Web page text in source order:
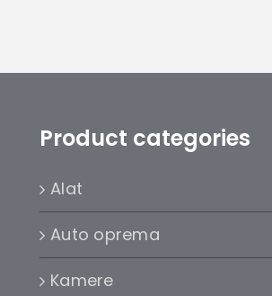
Product categories
Alat
Auto oprema
Kamere